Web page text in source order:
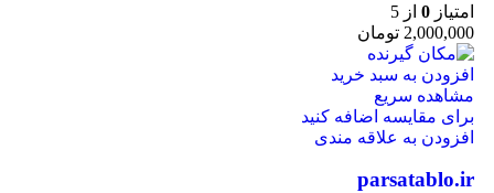
امتیاز 0 از 5
2,000,000 تومان
افزودن به سبد خرید
مشاهده سریع
برای مقایسه اضافه کنید
افزودن به علاقه مندی
parsatablo.ir